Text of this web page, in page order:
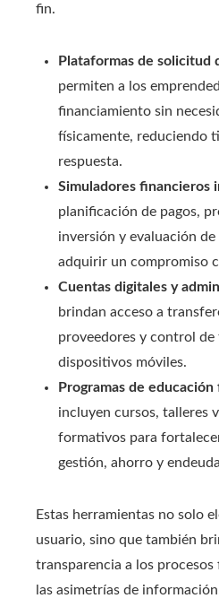
fin.
Plataformas de solicitud
permiten a los
financiamiento sin
físicamente, reduciendo
respuesta.
Simuladores financieros
planificación de pagos,
inversión y evaluación
adquirir un compromiso
Cuentas digitales y
brindan acceso a
proveedores y control de
dispositivos móviles.
Programas de
incluyen cursos, talleres
formativos para
gestión, ahorro y
Estas herramientas no solo
usuario, sino que también
transparencia a los
las asimetrías de